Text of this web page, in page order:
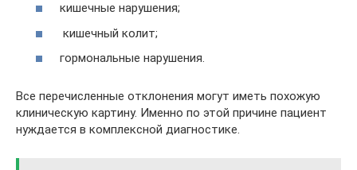
кишечные нарушения;
кишечный колит;
гормональные нарушения.
Все перечисленные отклонения могут иметь похожую
клиническую картину. Именно по этой причине пациент
нуждается в комплексной диагностике.